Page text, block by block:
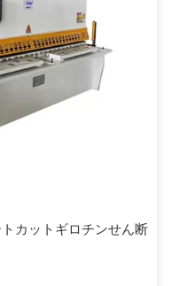
カットギロチンせん断